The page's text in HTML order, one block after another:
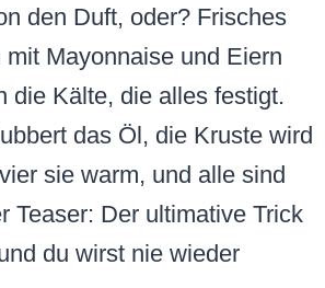
den Duft, oder? Frisches
Mayonnaise und Eiern
die Kälte, die alles festigt.
das Öl, die Kruste wird
sie warm, und alle sind
Teaser: Der ultimative Trick
du wirst nie wieder